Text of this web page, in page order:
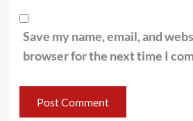
Save my name, email, and
browser for the next time I